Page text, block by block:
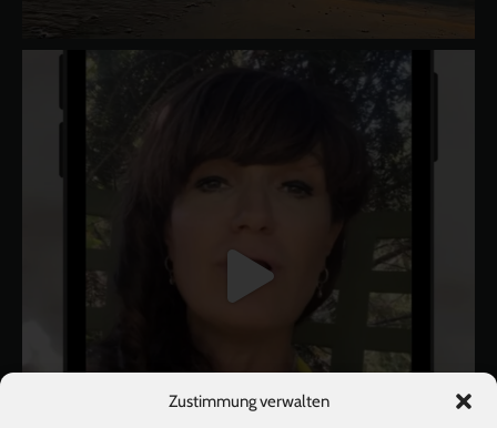
Zustimmung verwalten